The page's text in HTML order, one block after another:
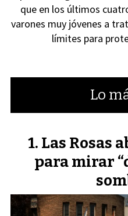
que en los últimos
varones muy jóvenes a
límites para
Lo
Las Rosas
para mirar